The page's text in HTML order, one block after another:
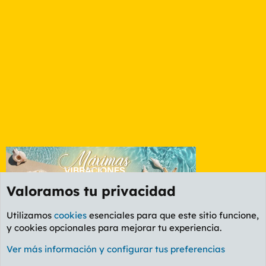
Foro General
Cookies
PL OLDSTYLE AMARILLO
Valoramos tu privacidad
Utilizamos cookies esenciales para que este sitio funcione,
y cookies opcionales para mejorar tu experiencia.
Ver más información y configurar tus preferencias